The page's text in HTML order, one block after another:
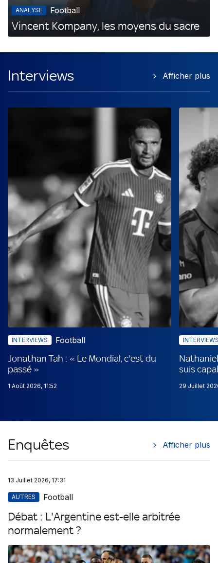
ANALYSE Football
Vincent Kompany, les moyens du sacre
Interviews Afficher plus
INTERVIEWS Football
Jonathan Tah : « Le Mondial, c'est du
passé »
1 Août 2026, 11:52
suis
29 Juillet
Enquêtes Afficher plus
13 Juillet 2026, 17:31
AUTRES Football
Débat : L'Argentine est-elle arbitrée
normalement ?